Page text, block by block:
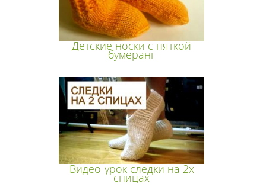
Детские носки с пяткой
бумеранг
Видео-урок следки на 2х
спицах